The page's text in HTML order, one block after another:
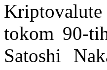
tokom 90-
Satoshi